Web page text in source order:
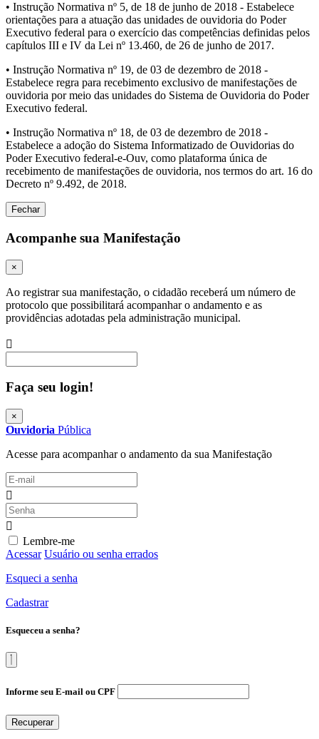
• Instrução Normativa nº 5, de 18 de junho de 2018 - Estabelece
orientações para a atuação das unidades de ouvidoria do Poder
Executivo federal para o exercício das competências definidas pelos
capítulos III e IV da Lei nº 13.460, de 26 de junho de 2017.
• Instrução Normativa nº 19, de 03 de dezembro de 2018 -
Estabelece regra para recebimento exclusivo de manifestações de
ouvidoria por meio das unidades do Sistema de Ouvidoria do Poder
Executivo federal.
• Instrução Normativa nº 18, de 03 de dezembro de 2018 -
Estabelece a adoção do Sistema Informatizado de Ouvidorias do
Poder Executivo federal-e-Ouv, como plataforma única de
recebimento de manifestações de ouvidoria, nos termos do art. 16 do
Decreto nº 9.492, de 2018.
Fechar
Acompanhe sua Manifestação
×
Ao registrar sua manifestação, o cidadão receberá um número de
protocolo que possibilitará acompanhar o andamento e as
providências adotadas pela administração municipal.
Faça seu login!
×
Ouvidoria Pública
Acesse para acompanhar o andamento da sua Manifestação
Lembre-me
Acessar Usuário ou senha errados
Esqueci a senha
Cadastrar
Esqueceu a senha?
Informe seu E-mail ou CPF
Recuperar